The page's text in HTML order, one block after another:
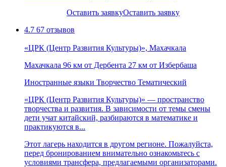
Оставить заявкуОставить заявку
4.7 67 отзывов
«ЦРК (Центр Развития Культуры)», Махачкала
Махачкала 96 км от Дербента 27 км от Избербаша
Иностранные языки Творчество Тематический
«ЦРК (Центр Развития Культуры)» — пространство
творчества и развития. В зависимости от темы смены
дети учат китайский, разбираются в математике и
практикуются в...
Этот лагерь находится в другом регионе. Пожалуйста,
перед бронированием внимательно ознакомьтесь с
условиями трансфера, предлагаемыми организаторами.